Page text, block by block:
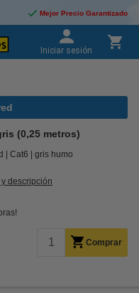
Mejor Precio Garantizado
Iniciar sesión
(0,25 metros)
Cat6 gris humo
descripción
Comprar